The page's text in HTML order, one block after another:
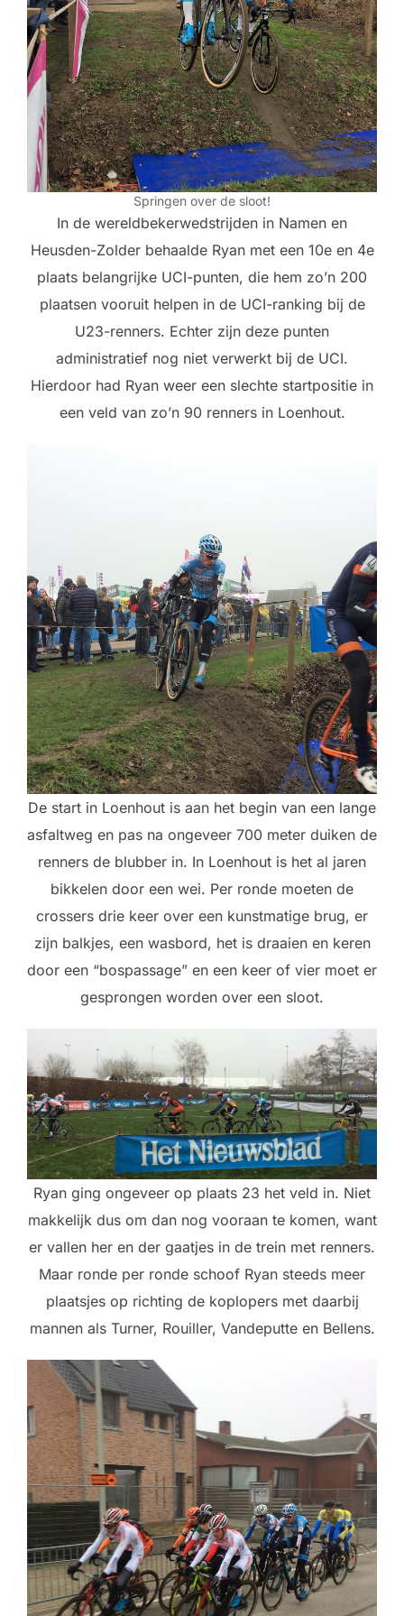
Springen over de sloot!
In de wereldbekerwedstrijden in Namen en
Heusden-Zolder behaalde Ryan met een 10e en 4e
plaats belangrijke UCI-punten, die hem zo’n 200
plaatsen vooruit helpen in de UCI-ranking bij de
U23-renners. Echter zijn deze punten
administratief nog niet verwerkt bij de UCI.
Hierdoor had Ryan weer een slechte startpositie in
een veld van zo’n 90 renners in Loenhout.
De start in Loenhout is aan het begin van een lange
asfaltweg en pas na ongeveer 700 meter duiken de
renners de blubber in. In Loenhout is het al jaren
bikkelen door een wei. Per ronde moeten de
crossers drie keer over een kunstmatige brug, er
zijn balkjes, een wasbord, het is draaien en keren
door een “bospassage” en een keer of vier moet er
gesprongen worden over een sloot.
Ryan ging ongeveer op plaats 23 het veld in. Niet
makkelijk dus om dan nog vooraan te komen, want
er vallen her en der gaatjes in de trein met renners.
Maar ronde per ronde schoof Ryan steeds meer
plaatsjes op richting de koplopers met daarbij
mannen als Turner, Rouiller, Vandeputte en Bellens.